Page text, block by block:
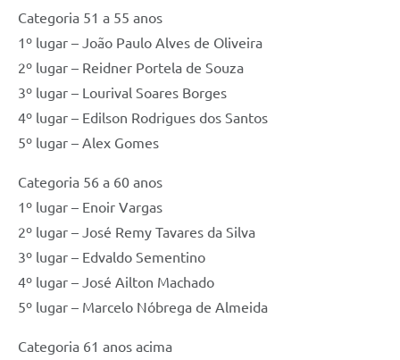
Categoria 51 a 55 anos
1º lugar – João Paulo Alves de Oliveira
2º lugar – Reidner Portela de Souza
3º lugar – Lourival Soares Borges
4º lugar – Edilson Rodrigues dos Santos
5º lugar – Alex Gomes
Categoria 56 a 60 anos
1º lugar – Enoir Vargas
2º lugar – José Remy Tavares da Silva
3º lugar – Edvaldo Sementino
4º lugar – José Ailton Machado
5º lugar – Marcelo Nóbrega de Almeida
Categoria 61 anos acima